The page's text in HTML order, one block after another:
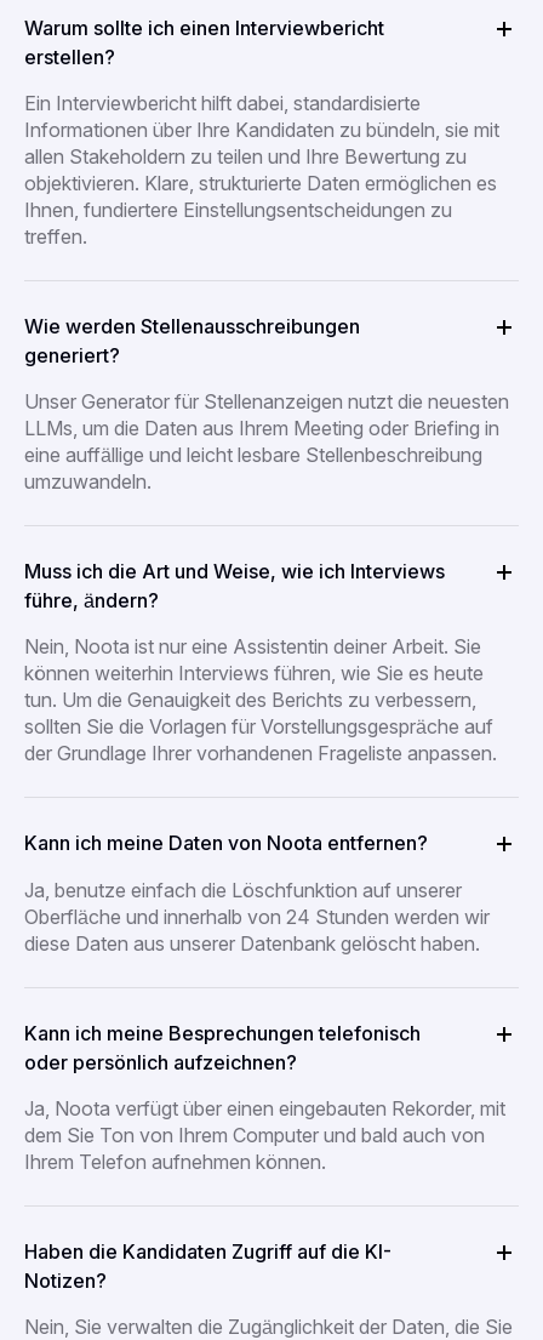
Warum sollte ich einen Interviewbericht
erstellen?
Ein Interviewbericht hilft dabei, standardisierte
Informationen über Ihre Kandidaten zu bündeln, sie mit
allen Stakeholdern zu teilen und Ihre Bewertung zu
objektivieren. Klare, strukturierte Daten ermöglichen es
Ihnen, fundiertere Einstellungsentscheidungen zu
treffen.
Wie werden Stellenausschreibungen
generiert?
Unser Generator für Stellenanzeigen nutzt die neuesten
LLMs, um die Daten aus Ihrem Meeting oder Briefing in
eine auffällige und leicht lesbare Stellenbeschreibung
umzuwandeln.
Muss ich die Art und Weise, wie ich Interviews
führe, ändern?
Nein, Noota ist nur eine Assistentin deiner Arbeit. Sie
können weiterhin Interviews führen, wie Sie es heute
tun. Um die Genauigkeit des Berichts zu verbessern,
sollten Sie die Vorlagen für Vorstellungsgespräche auf
der Grundlage Ihrer vorhandenen Frageliste anpassen.
Kann ich meine Daten von Noota entfernen?
Ja, benutze einfach die Löschfunktion auf unserer
Oberfläche und innerhalb von 24 Stunden werden wir
diese Daten aus unserer Datenbank gelöscht haben.
Kann ich meine Besprechungen telefonisch
oder persönlich aufzeichnen?
Ja, Noota verfügt über einen eingebauten Rekorder, mit
dem Sie Ton von Ihrem Computer und bald auch von
Ihrem Telefon aufnehmen können.
Haben die Kandidaten Zugriff auf die KI-
Notizen?
Nein, Sie verwalten die Zugänglichkeit der Daten, die Sie